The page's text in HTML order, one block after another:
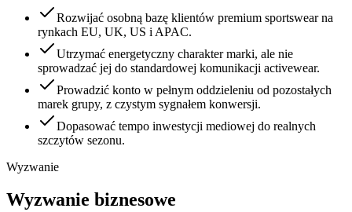
Rozwijać osobną bazę klientów premium sportswear na
rynkach EU, UK, US i APAC.
Utrzymać energetyczny charakter marki, ale nie
sprowadzać jej do standardowej komunikacji activewear.
Prowadzić konto w pełnym oddzieleniu od pozostałych
marek grupy, z czystym sygnałem konwersji.
Dopasować tempo inwestycji mediowej do realnych
szczytów sezonu.
Wyzwanie
Wyzwanie biznesowe